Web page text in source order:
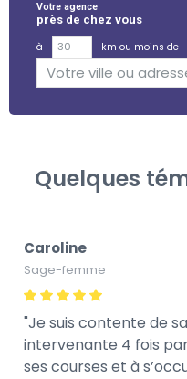
Votre agence
près de chez vous
à
km ou moins de
Quelques
Caroline
Sage-femme
Je suis contente de
intervenante 4 fois
ses courses et à